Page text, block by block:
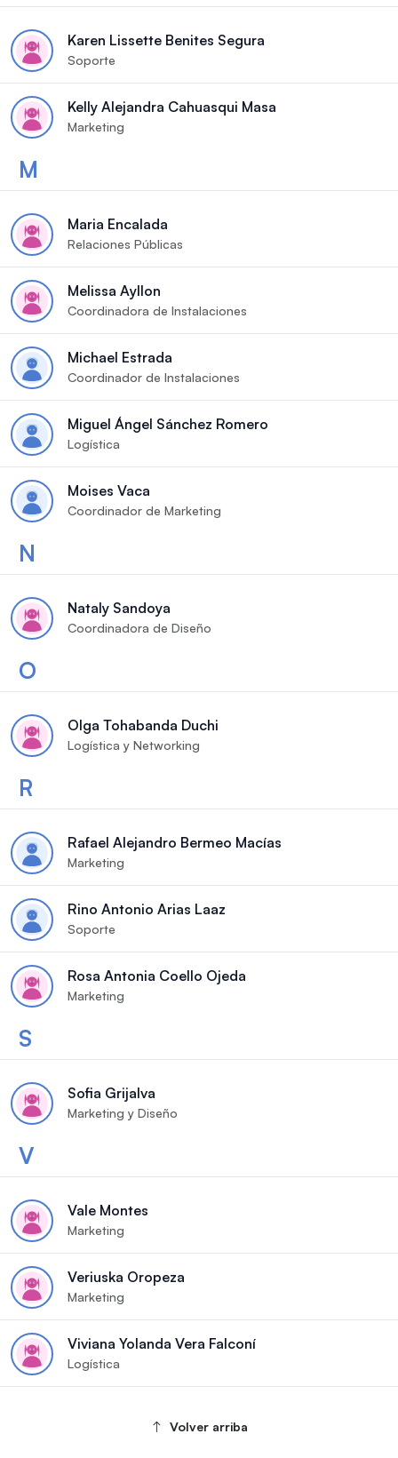
Karen Lissette Benites Segura
Soporte
Kelly Alejandra Cahuasqui Masa
Marketing
M
Maria Encalada
Relaciones Públicas
Melissa Ayllon
Coordinadora de Instalaciones
Michael Estrada
Coordinador de Instalaciones
Miguel Ángel Sánchez Romero
Logística
Moises Vaca
Coordinador de Marketing
N
Nataly Sandoya
Coordinadora de Diseño
O
Olga Tohabanda Duchi
Logística y Networking
R
Rafael Alejandro Bermeo Macías
Marketing
Rino Antonio Arias Laaz
Soporte
Rosa Antonia Coello Ojeda
Marketing
S
Sofia Grijalva
Marketing y Diseño
V
Vale Montes
Marketing
Veriuska Oropeza
Marketing
Viviana Yolanda Vera Falconí
Logística
Volver arriba